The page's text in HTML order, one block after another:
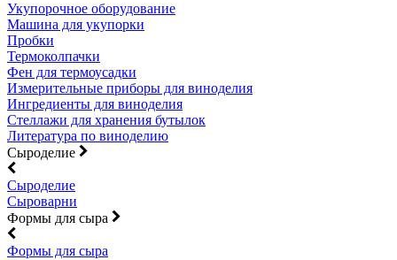
Укупорочное оборудование
Машина для укупорки
Пробки
Термоколпачки
Фен для термоусадки
Измерительные приборы для виноделия
Ингредиенты для виноделия
Стеллажи для хранения бутылок
Литература по виноделию
Сыроделие
Сыроделие
Сыроварни
Формы для сыра
Формы для сыра